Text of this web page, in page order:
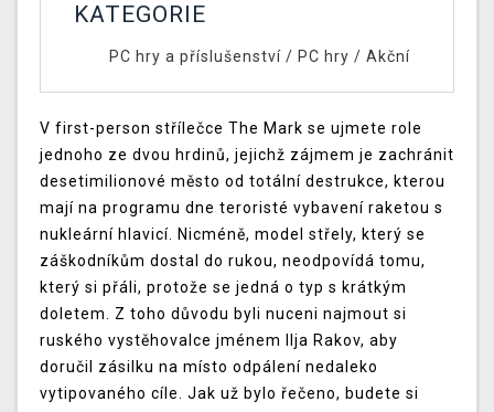
KATEGORIE
PC hry a příslušenství/ PC hry / Akční
V first-person střílečce The Mark se ujmete role
jednoho ze dvou hrdinů, jejichž zájmem je zachránit
desetimilionové město od totální destrukce, kterou
mají na programu dne teroristé vybavení raketou s
nukleární hlavicí. Nicméně, model střely, který se
záškodníkům dostal do rukou, neodpovídá tomu,
který si přáli, protože se jedná o typ s krátkým
doletem. Z toho důvodu byli nuceni najmout si
ruského vystěhovalce jménem Ilja Rakov, aby
doručil zásilku na místo odpálení nedaleko
vytipovaného cíle. Jak už bylo řečeno, budete si